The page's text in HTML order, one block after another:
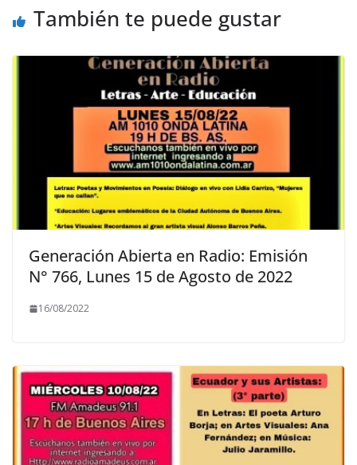
También te puede gustar
Generación Abierta en Radio: Emisión
N° 766, Lunes 15 de Agosto de 2022
16/08/2022